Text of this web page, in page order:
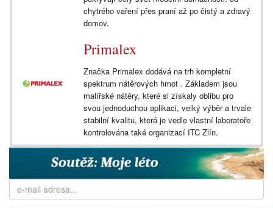
chytrého vaření přes praní až po čistý a zdravý
domov.
Primalex
Značka Primalex dodává na trh kompletní
spektrum nátěrových hmot . Základem jsou
malířské nátěry, které si získaly oblibu pro
svou jednoduchou aplikaci, velký výběr a trvale
stabilní kvalitu, která je vedle vlastní laboratoře
kontrolována také organizací ITC Zlín.